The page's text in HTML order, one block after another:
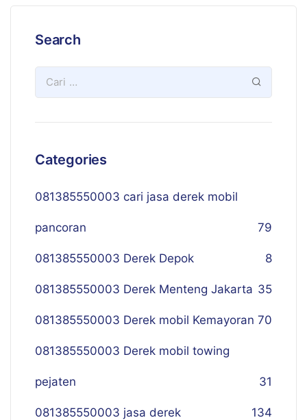
Search
Categories
081385550003 cari jasa derek mobil
pancoran 79
081385550003 Derek Depok 8
081385550003 Derek Menteng Jakarta 35
081385550003 Derek mobil Kemayoran 70
081385550003 Derek mobil towing
pejaten 31
081385550003 jasa derek 134